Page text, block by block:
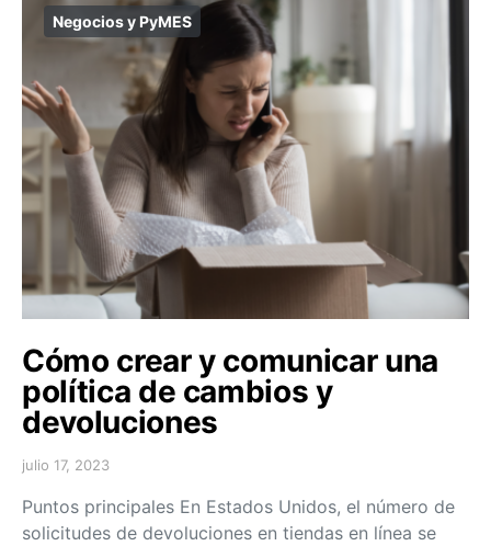
Negocios y PyMES
Cómo crear y comunicar una
política de cambios y
devoluciones
julio 17, 2023
Puntos principales En Estados Unidos, el número de
solicitudes de devoluciones en tiendas en línea se